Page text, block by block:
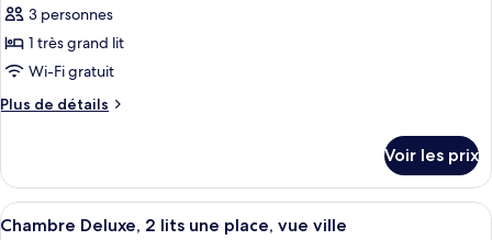
une
place
ce
type
de
chambre :
Suite
très
grand
3 personnes
1 très grand lit
Wi-Fi gratuit
Plus de détails
Plus
le
type
de
Voir les prix
Afficher
Coffres-forts dans les chambres,
6
Chambre Deluxe, 2 lits une place, vue ville